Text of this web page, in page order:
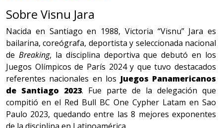
Sobre Visnu Jara
Nacida en Santiago en 1988, Victoria “Visnu” Jara es
bailarina, coreógrafa, deportista y seleccionada nacional
de Breaking, la disciplina deportiva que debutó en los
Juegos Olímpicos de París 2024 y que tuvo destacados
referentes nacionales en los Juegos Panamericanos
de Santiago 2023. Fue parte de la delegación que
compitió en el Red Bull BC One Cypher Latam en Sao
Paulo 2023, quedando entre las 8 mejores exponentes